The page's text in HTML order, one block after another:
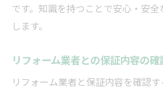
です。知識を持つことで安心・安
します。
リフォーム業者との保証内容の確
リフォーム業者と保証内容を確認